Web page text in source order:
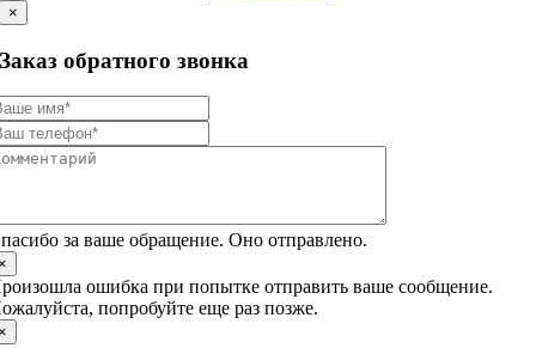
×
Заказ обратного звонка
за ваше обращение. Оно отправлено.
ошибка при попытке отправить ваше сообщение.
попробуйте еще раз позже.